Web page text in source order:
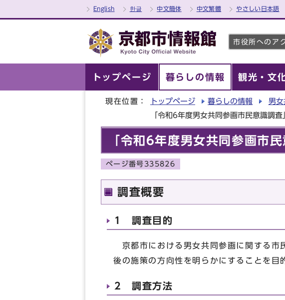
English 한글 中文簡体 中文繁體 やさしい日本語
市役所へのア
トップページ 暮らしの情報 観光・文
現在位置： トップページ 暮らしの情報 男女
「令和6年度男女共同参画市民意識調
「令和6年度男女共同参画市
ページ番号335826
調査概要
1 調査目的
京都市における男女共同参画に関する市
後の施策の方向性を明らかにすることを目
2 調査方法